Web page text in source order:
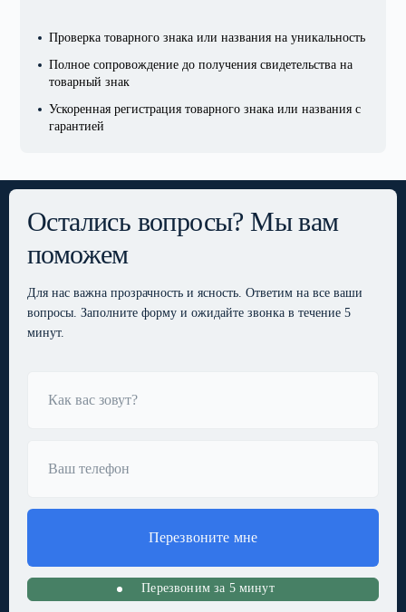
Проверка товарного знака или названия на уникальность
Полное сопровождение до получения свидетельства на
товарный знак
Ускоренная регистрация товарного знака или названия с
гарантией
Остались вопросы? Мы вам
поможем
Для нас важна прозрачность и ясность. Ответим на все ваши
вопросы. Заполните форму и ожидайте звонка в течение 5
минут.
Перезвоните мне
Перезвоним за 5 минут